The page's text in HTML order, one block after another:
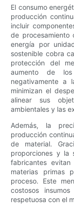
El consumo
producción
incluir
de procesamiento
energía por
sostenible cobra
protección del
aumento de
negativamente a
minimizan el
alinear sus
ambientales y las
Además, la
producción
de material.
proporciones y la
fabricantes
materias primas
proceso. Este
costosos
respetuosa con el